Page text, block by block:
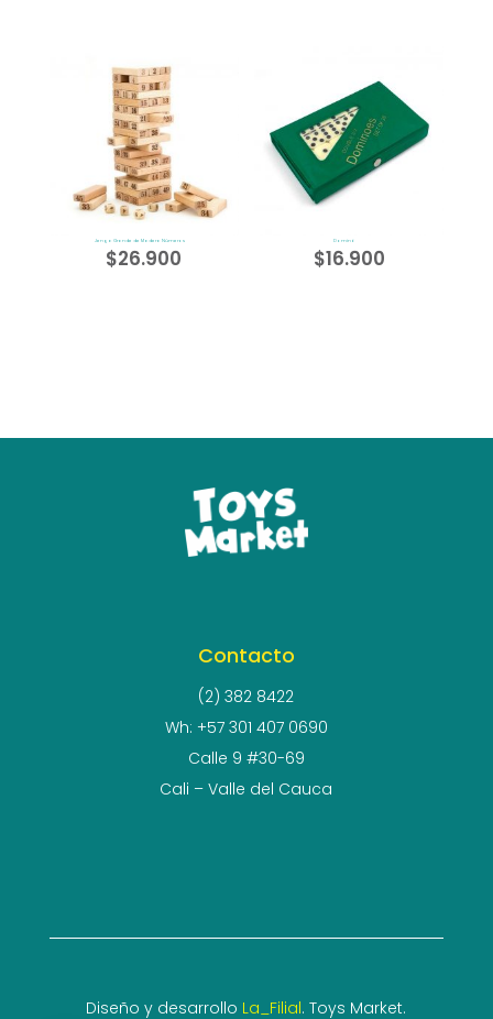
Jenga Grande de Madera Números
$26.900
Dominó
$16.900
Contacto
(2) 382 8422
Wh: +57 301 407 0690
Calle 9 #30-69
Cali – Valle del Cauca
Diseño y desarrollo La_Filial. Toys Market.